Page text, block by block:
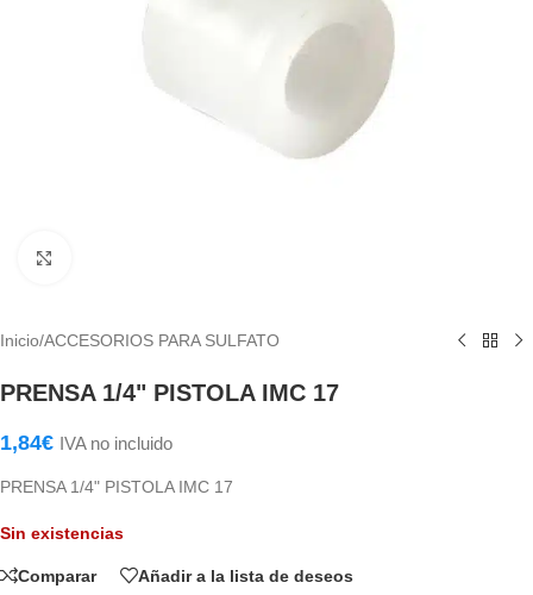
Inicio/ACCESORIOS PARA SULFATO
PRENSA 1/4" PISTOLA IMC 17
1,84€ IVA no incluido
PRENSA 1/4" PISTOLA IMC 17
Sin existencias
Comparar Añadir a la lista de deseos